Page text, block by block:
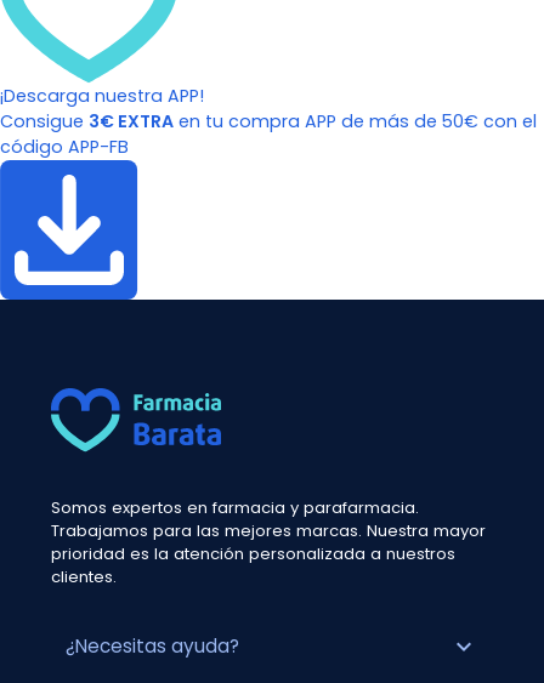
¡Descarga nuestra APP!
Consigue 3€ EXTRA en tu compra APP de más de 50€ con el
código APP-FB
Somos expertos en farmacia y parafarmacia.
Trabajamos para las mejores marcas. Nuestra mayor
prioridad es la atención personalizada a nuestros
clientes.
¿Necesitas ayuda? expand_more